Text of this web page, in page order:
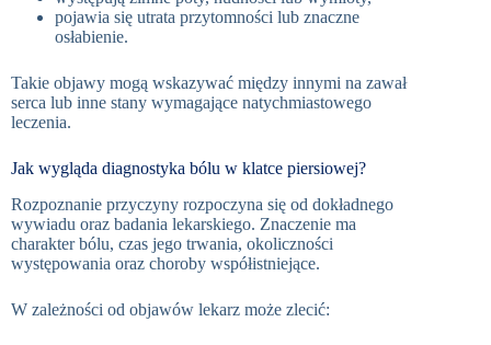
pojawia się utrata przytomności lub znaczne
osłabienie.
Takie objawy mogą wskazywać między innymi na zawał
serca lub inne stany wymagające natychmiastowego
leczenia.
Jak wygląda diagnostyka bólu w klatce piersiowej?
Rozpoznanie przyczyny rozpoczyna się od dokładnego
wywiadu oraz badania lekarskiego. Znaczenie ma
charakter bólu, czas jego trwania, okoliczności
występowania oraz choroby współistniejące.
W zależności od objawów lekarz może zlecić: